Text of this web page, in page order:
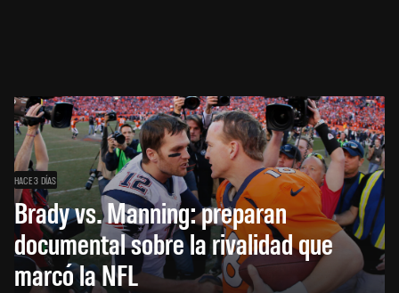
HACE 3 DÍAS
Brady vs. Manning: preparan
documental sobre la rivalidad que
marcó la NFL